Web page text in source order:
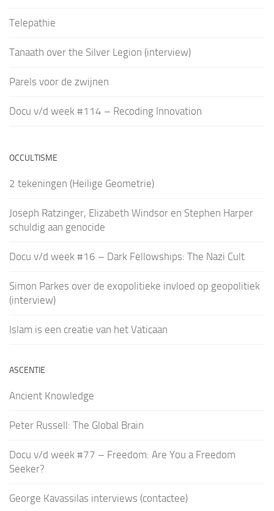
Telepathie
Tanaath over the Silver Legion (interview)
Parels voor de zwijnen
Docu v/d week #114 – Recoding Innovation
OCCULTISME
2 tekeningen (Heilige Geometrie)
Joseph Ratzinger, Elizabeth Windsor en Stephen Harper
schuldig aan genocide
Docu v/d week #16 – Dark Fellowships: The Nazi Cult
Simon Parkes over de exopolitieke invloed op geopolitiek
(interview)
Islam is een creatie van het Vaticaan
ASCENTIE
Ancient Knowledge
Peter Russell: The Global Brain
Docu v/d week #77 – Freedom: Are You a Freedom
Seeker?
George Kavassilas interviews (contactee)